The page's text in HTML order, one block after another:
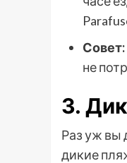
Совет:
не
3.
Раз уж вы
дикие